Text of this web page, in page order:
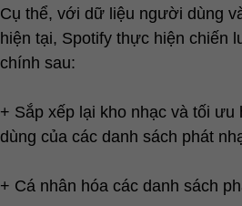
Cụ thể, với dữ liệu người dùng
hiện tại, Spotify thực hiện chiến
chính sau:
+ Sắp xếp lại kho nhạc và tối
dùng của các danh sách phát
+ Cá nhân hóa các danh sách